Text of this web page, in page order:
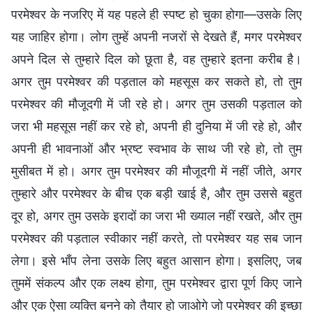
परमेश्वर के नजरिए में यह पहले ही स्पष्ट हो चुका होगा—उसके लिए
यह जाहिर होगा। लोग तुम्हें अपनी नजरों से देखते हैं, मगर परमेश्वर
अपने दिल से तुम्हारे दिल को छूता है, वह तुम्हारे इतना करीब है।
अगर तुम परमेश्वर की पड़ताल को महसूस कर सकते हो, तो तुम
परमेश्वर की मौजूदगी में जी रहे हो। अगर तुम उसकी पड़ताल को
जरा भी महसूस नहीं कर रहे हो, अपनी ही दुनिया में जी रहे हो, और
अपनी ही भावनाओं और भ्रष्ट स्वभाव के साथ जी रहे हो, तो तुम
मुसीबत में हो। अगर तुम परमेश्वर की मौजूदगी में नहीं जीते, अगर
तुम्हारे और परमेश्वर के बीच एक बड़ी खाई है, और तुम उससे बहुत
दूर हो, अगर तुम उसके इरादों का जरा भी ख्याल नहीं रखते, और तुम
परमेश्वर की पड़ताल स्वीकार नहीं करते, तो परमेश्वर यह सब जान
लेगा। इसे भाँप लेना उसके लिए बहुत आसान होगा। इसलिए, जब
तुममें संकल्प और एक लक्ष्य होगा, तुम परमेश्वर द्वारा पूर्ण किए जाने
और एक ऐसा व्यक्ति बनने को तैयार हो जाओगे जो परमेश्वर की इच्छा